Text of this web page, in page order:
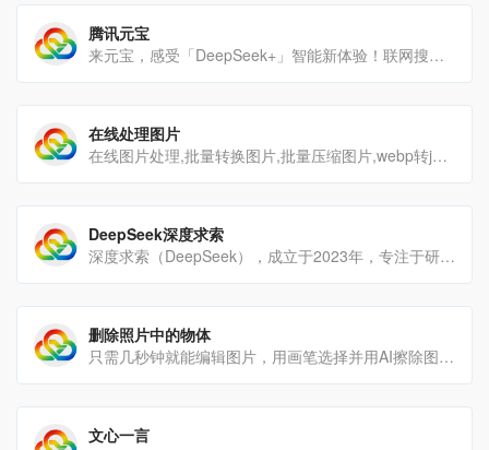
腾讯元宝
来元宝，感受「DeepSeek+」智能新体验！联网搜索公众号、视频号等优质腾讯生态信源，搜得更准、答得更全；智[…]
在线处理图片
在线图片处理,批量转换图片,批量压缩图片,webp转jpg,视频转gif,gif转webp,更快更安全，100[…]
DeepSeek深度求索
深度求索（DeepSeek），成立于2023年，专注于研究世界领先的通用人工智能底层模型与技术，挑战人工智能前[…]
删除照片中的物体
只需几秒钟就能编辑图片，用画笔选择并用AI擦除图片上的物体、人物、文字、瑕疵和图案。无限制免费使用，无需注[…]
文心一言